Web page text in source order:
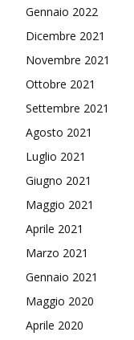
Gennaio 2022
Dicembre 2021
Novembre 2021
Ottobre 2021
Settembre 2021
Agosto 2021
Luglio 2021
Giugno 2021
Maggio 2021
Aprile 2021
Marzo 2021
Gennaio 2021
Maggio 2020
Aprile 2020